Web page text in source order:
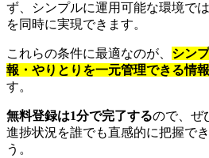
ず、シンプルに運用可能な環境で
を同時に実現できます。
これらの条件に最適なのが、 シン
報・やりとりを一元管理できる情
す。
無料登録は1分で完了するので、ぜ
進捗状況を誰でも直感的に把握で
う。